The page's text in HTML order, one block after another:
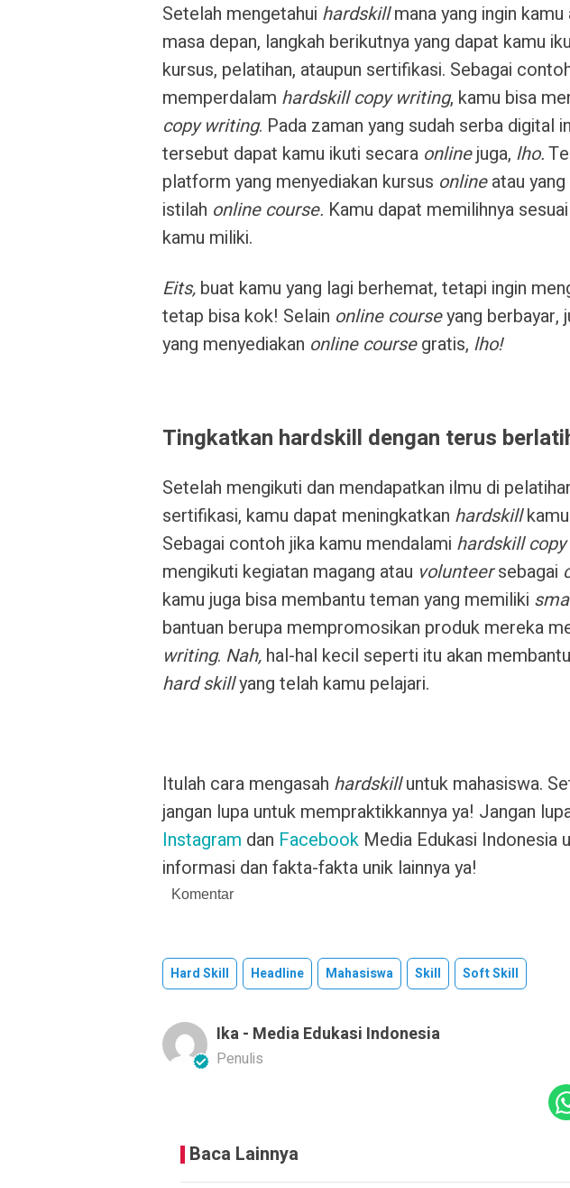
Setelah mengetahui hardskillmana yang ingin
masa depan, langkah berikutnya yang dapat kamu
kursus, pelatihan, ataupun sertifikasi. Sebagai
memperdalam hardskill copy writing, kamu bisa
copy writing. Pada zaman yang sudah serba digital
tersebut dapat kamu ikuti secara onlinejuga, lho.
platform yang menyediakan kursus onlineatau
istilah online course. Kamu dapat memilihnya
kamu miliki.
Eits, buat kamu yang lagi berhemat, tetapi ingin
tetap bisa kok! Selain online courseyang berbayar,
yang menyediakan online coursegratis, lho!
Tingkatkan hardskill dengan terus
Setelah mengikuti dan mendapatkan ilmu di
sertifikasi, kamu dapat meningkatkan hardskill
Sebagai contoh jika kamu mendalami hardskill
mengikuti kegiatan magang atau volunteersebagai
kamu juga bisa membantu teman yang memiliki
bantuan berupa mempromosikan produk mereka
writing. Nah, hal-hal kecil seperti itu akan
hard skillyang telah kamu pelajari.
Itulah cara mengasah hardskilluntuk mahasiswa.
jangan lupa untuk mempraktikkannya ya! Jangan
Instagram dan Facebook Media Edukasi Indonesia
informasi dan fakta-fakta unik lainnya ya!
Komentar
Hard Skill Headline Mahasiswa Skill Soft Skill
Ika - Media Edukasi Indonesia
Penulis
Baca Lainnya